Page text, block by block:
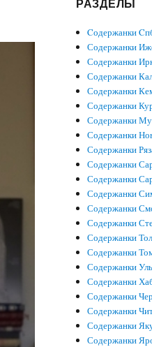
Cодержанки
Содержанки
Содержанки
Содержанки
Содержанки
Содержанки
Содержанки
Содержанки
Содержанки
Содержанки
Содержанки
Содержанки
Содержанки
Содержанки
Содержанки
Содержанки
Содержанки
Содержанки
Содержанки
Содержанки
Содержанки
Содержанки